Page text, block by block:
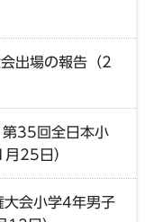
出場の報告（2
第35回全日本小
25日）
大会小学4年男子